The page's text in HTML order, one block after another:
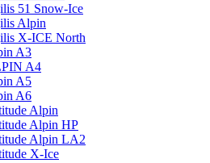
51 Snow-Ice
Alpin
X-ICE North
A3
A4
A5
A6
Alpin
Alpin HP
Alpin LA2
X-Ice